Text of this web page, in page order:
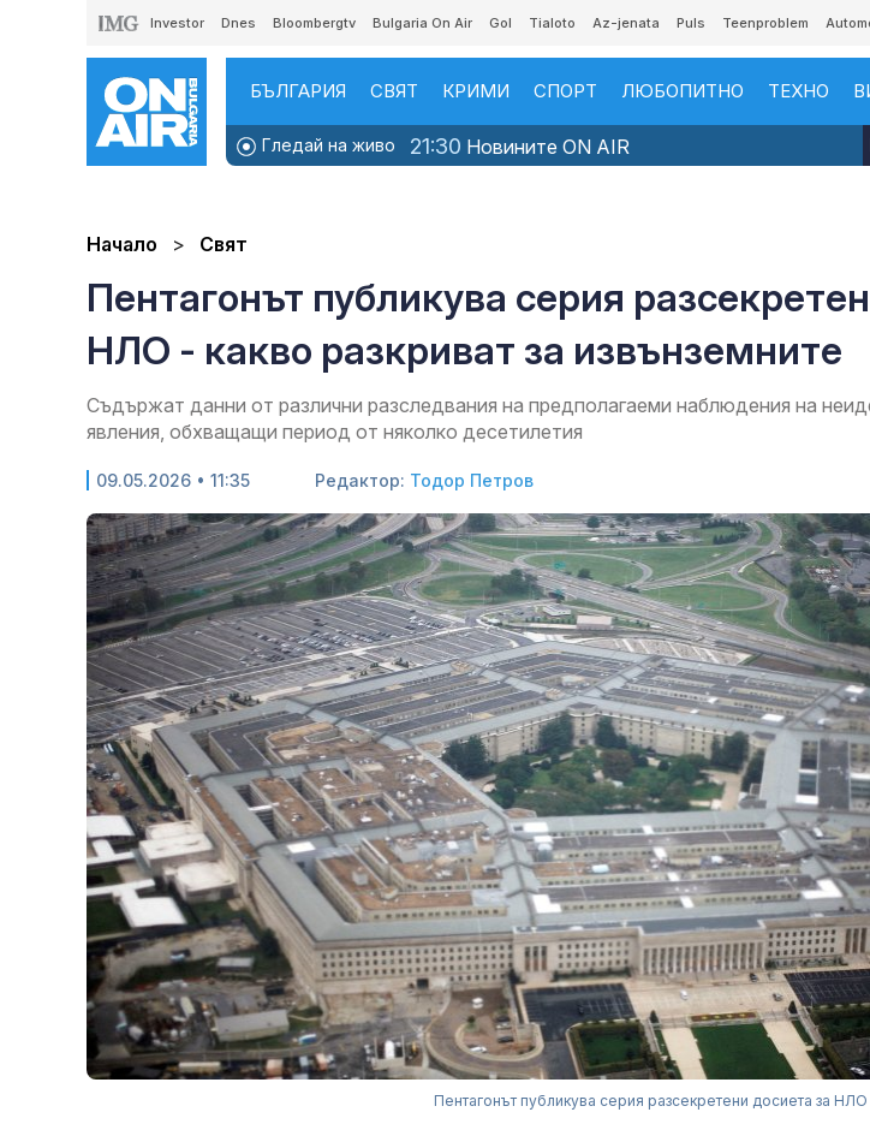
Investor Dnes Bloombergtv Bulgaria On Air Gol Tialoto Az-jenata Puls Teenproblem
БЪЛГАРИЯ СВЯТ КРИМИ СПОРТ ЛЮБОПИТНО ТЕХНО
Гледай на живо 21:30 Новините ON AIR
Начало Свят
Пентагонът публикува серия
НЛО - какво разкриват за извънземните
Съдържат данни от различни разследвания на предполагаеми наблюдения на
явления, обхващащи период от няколко десетилетия
09.05.2026 • 11:35 Редактор: Тодор Петров
Пентагонът публикува серия разсекретени досиета за НЛО